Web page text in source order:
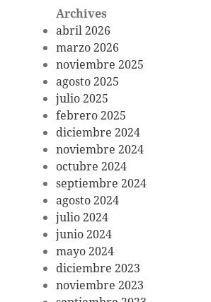
Archives
abril 2026
marzo 2026
noviembre 2025
agosto 2025
julio 2025
febrero 2025
diciembre 2024
noviembre 2024
octubre 2024
septiembre 2024
agosto 2024
julio 2024
junio 2024
mayo 2024
diciembre 2023
noviembre 2023